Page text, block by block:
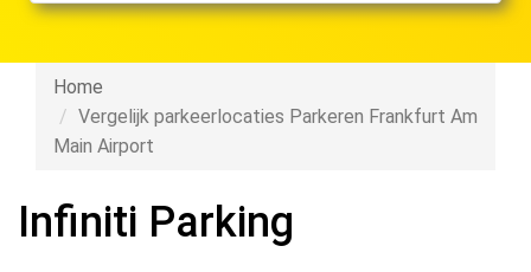
Home
Vergelijk parkeerlocaties Parkeren Frankfurt Am
Main Airport
Infiniti Parking